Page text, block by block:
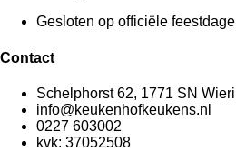
Gesloten op officiële
Contact
Schelphorst 62, 1771 SN
info@keukenhofkeukens.nl
0227 603002
kvk: 37052508